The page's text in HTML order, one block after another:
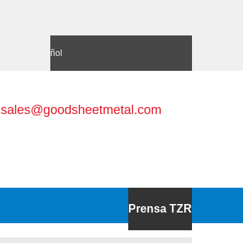
Español
sales@goodsheetmetal.com
Prensa TZR